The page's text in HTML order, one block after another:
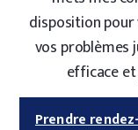
disposition
vos problèmes
efficace
Prendre